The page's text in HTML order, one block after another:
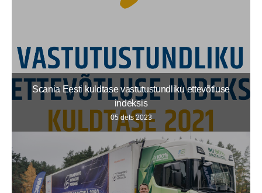
Scania Eesti kuldtase vastutustundliku ettevõtluse
indeksis
05 dets 2023